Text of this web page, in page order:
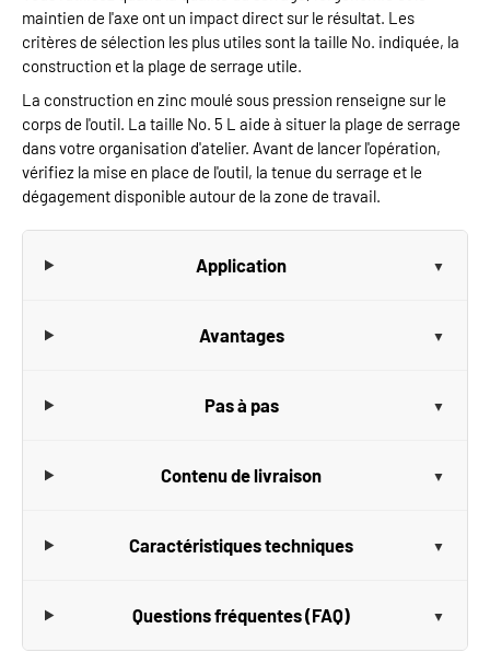
maintien de l'axe ont un impact direct sur le résultat. Les
critères de sélection les plus utiles sont la taille No. indiquée, la
construction et la plage de serrage utile.
La construction en zinc moulé sous pression renseigne sur le
corps de l'outil. La taille No. 5 L aide à situer la plage de serrage
dans votre organisation d'atelier. Avant de lancer l'opération,
vérifiez la mise en place de l'outil, la tenue du serrage et le
dégagement disponible autour de la zone de travail.
Application
Avantages
Pas à pas
Contenu de livraison
Caractéristiques techniques
Questions fréquentes (FAQ)